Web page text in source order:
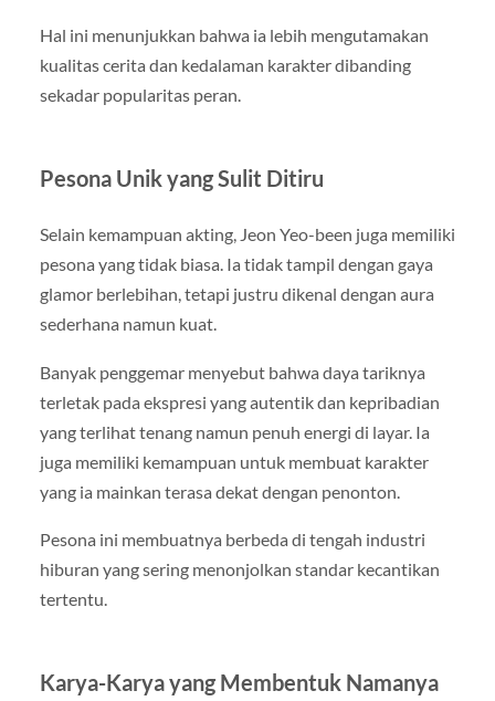
Hal ini menunjukkan bahwa ia lebih mengutamakan
kualitas cerita dan kedalaman karakter dibanding
sekadar popularitas peran.
Pesona Unik yang Sulit Ditiru
Selain kemampuan akting, Jeon Yeo-been juga memiliki
pesona yang tidak biasa. Ia tidak tampil dengan gaya
glamor berlebihan, tetapi justru dikenal dengan aura
sederhana namun kuat.
Banyak penggemar menyebut bahwa daya tariknya
terletak pada ekspresi yang autentik dan kepribadian
yang terlihat tenang namun penuh energi di layar. Ia
juga memiliki kemampuan untuk membuat karakter
yang ia mainkan terasa dekat dengan penonton.
Pesona ini membuatnya berbeda di tengah industri
hiburan yang sering menonjolkan standar kecantikan
tertentu.
Karya-Karya yang Membentuk Namanya